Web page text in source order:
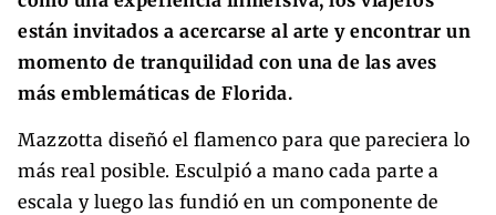
están invitados a acercarse al arte y encontrar un
momento de tranquilidad con una de las aves
más emblemáticas de Florida.
Mazzotta diseñó el flamenco para que pareciera lo
más real posible. Esculpió a mano cada parte a
escala y luego las fundió en un componente de